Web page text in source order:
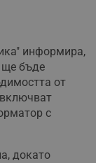
информира,
ще бъде
от
с
докато